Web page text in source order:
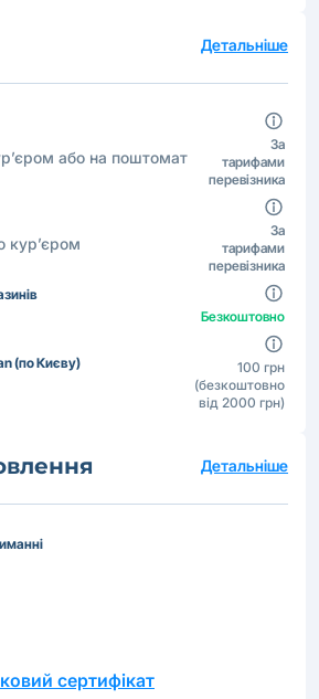
Детальніше
або на поштомат
За
тарифами
перевізника
кур’єром
За
тарифами
перевізника
Безкоштовно
(по Києву)
100 грн
(безкоштовно
від 2000 грн)
Детальніше
сертифікат